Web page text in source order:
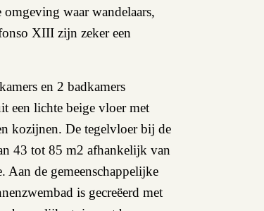
waar wandelaars,
XIII zijn zeker een
en 2 badkamers
een lichte beige vloer met
kozijnen. De tegelvloer bij de
43 tot 85 m2 afhankelijk van
Aan de gemeenschappelijke
is gecreëerd met